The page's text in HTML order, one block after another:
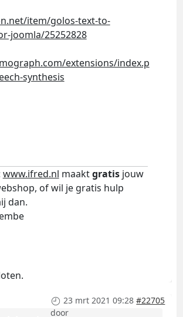
item/golos-text-to-
joomla/25252828
extensions/index.p
synthesis
www.ifred.nl maaktgratisjouw
of wil je gratis hulp
dan.
23 mrt 2021 09:28 #22705
door